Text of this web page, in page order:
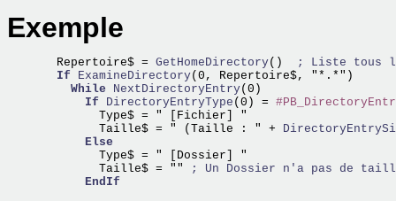
Exemple
  Repertoire$ =
GetHomeDirectory()
; Liste tous
If
ExamineDirectory(0, Repertoire$, "*.*")
While
NextDirectoryEntry(0)
If
DirectoryEntryType (0) =
        Type$ = " [Fichier] "
        Taille$ = " (Taille : " +
Else
        Type$ = " [Dossier] "
        Taille$ = ""
; Un Dossier n'a pas
EndIf